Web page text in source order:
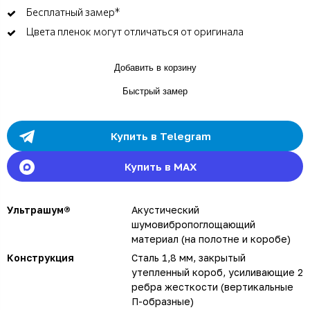
Бесплатный замер*
Цвета пленок могут отличаться от оригинала
Добавить в корзину
Быстрый замер
Купить в Telegram
Купить в MAX
Ультрашум®
Акустический
шумовибропоглощающий
материал (на полотне и коробе)
Конструкция
Сталь 1,8 мм, закрытый
утепленный короб, усиливающие 2
ребра жесткости (вертикальные
П-образные)